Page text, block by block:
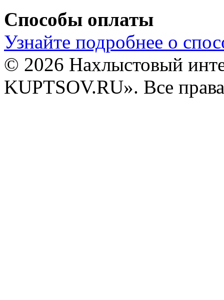
Способы оплаты
Узнайте подробнее о
© 2026 Нахлыстовый
KUPTSOV.RU». Все